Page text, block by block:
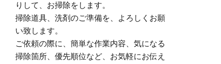
りして、お掃除をします。
掃除道具、洗剤のご準備を、よろしくお願
い致します。
ご依頼の際に、簡単な作業内容、気になる
掃除箇所、優先順位など、お気軽にお伝え